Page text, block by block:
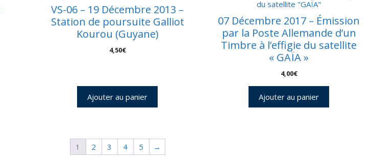
VS-06 – 19 Décembre 2013 –
Station de poursuite Galliot
Kourou (Guyane)
4,50€
Ajouter au panier
07 Décembre 2017 – Émission
par la Poste Allemande d’un
Timbre à l’effigie du satellite
« GAÏA »
4,00€
Ajouter au panier
1 2 3 4 5 →